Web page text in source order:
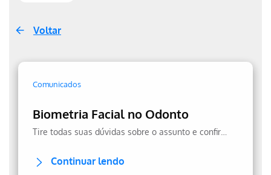
Voltar
Comunicados
Biometria Facial no Odonto
Continuar lendo